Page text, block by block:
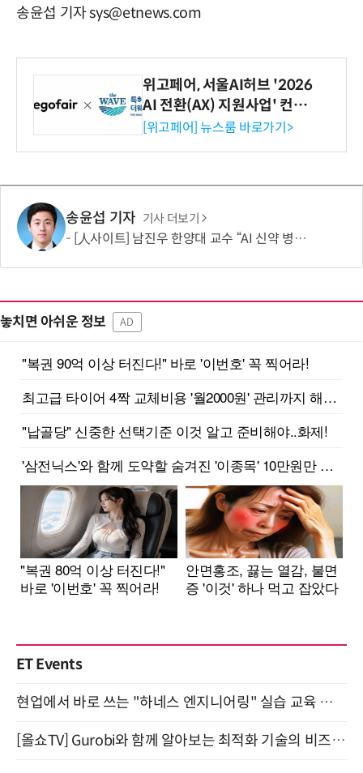
송윤섭 기자 sys@etnews.com
위고페어, 서울AI허브 '2026
AI 전환(AX) 지원사업' 컨소
시엄 선정
[위고페어] 뉴스룸 바로가기>
송윤섭 기자 기사 더보기
[人사이트] 남진우 한양대 교수 “AI 신약 병목, K-문샷으로 극복해 개발 속도 10배 향상”
놓치면 아쉬운 정보 AD
ET Events
현업에서 바로 쓰는 "하네스 엔지니어링" 실습 교육 워크숍 8월 20일 개최
[올쇼TV] Gurobi와 함께 알아보는 최적화 기술의 비즈니스 활용 (8월 20일 생방송)